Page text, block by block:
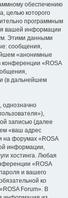
обеспечению
целью которого
программным
вашей информации
Этими данными
сообщения,
«анонимные
«ROSA
(в дальнейшем
однозначно
записью (далее
«ваш адрес
на форумах «ROSA
информации,
хостинга. Любая
«ROSA
и вашего
ко
Forum». В